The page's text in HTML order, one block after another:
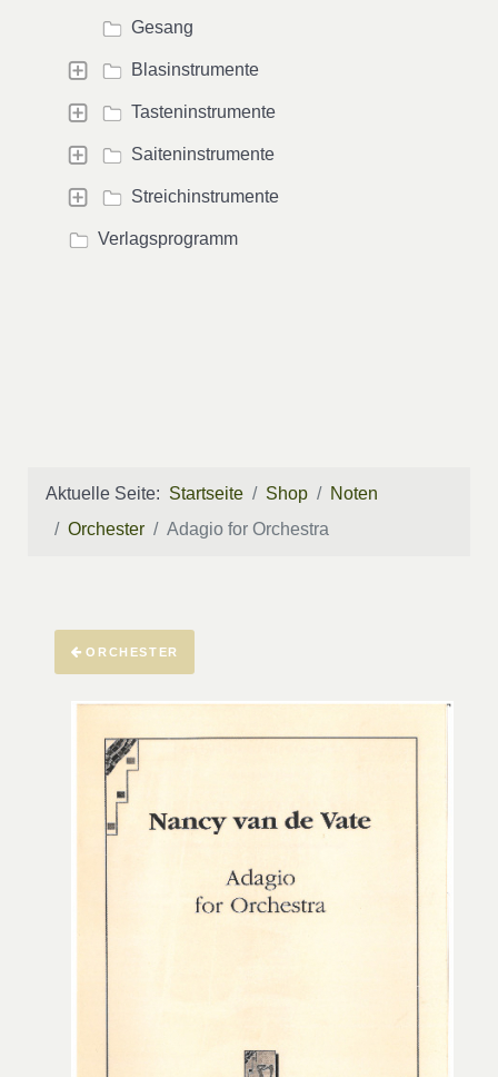
Gesang
Blasinstrumente
Tasteninstrumente
Saiteninstrumente
Streichinstrumente
Verlagsprogramm
Aktuelle Seite: Startseite Shop
Noten
Orchester
Adagio for Orchestra
ORCHESTER